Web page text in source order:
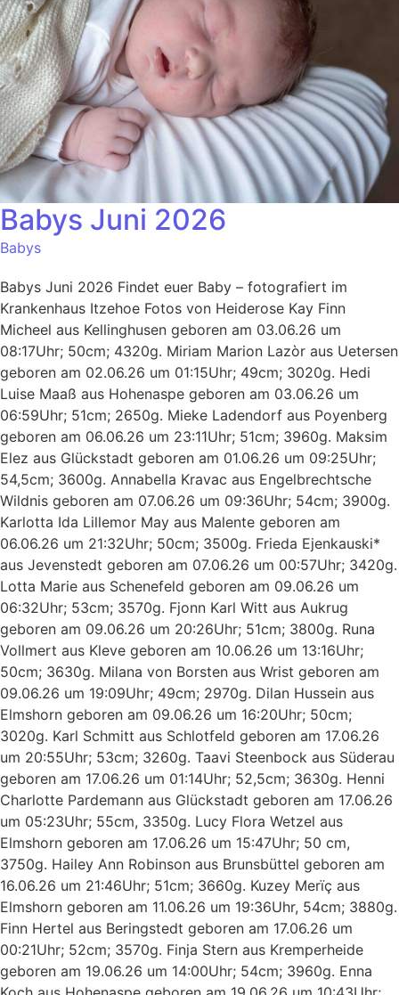
Babys Juni 2026
Babys
Babys Juni 2026 Findet euer Baby – fotografiert im
Krankenhaus Itzehoe Fotos von Heiderose Kay Finn
Micheel aus Kellinghusen geboren am 03.06.26 um
08:17Uhr; 50cm; 4320g. Miriam Marion Lazòr aus Uetersen
geboren am 02.06.26 um 01:15Uhr; 49cm; 3020g. Hedi
Luise Maaß aus Hohenaspe geboren am 03.06.26 um
06:59Uhr; 51cm; 2650g. Mieke Ladendorf aus Poyenberg
geboren am 06.06.26 um 23:11Uhr; 51cm; 3960g. Maksim
Elez aus Glückstadt geboren am 01.06.26 um 09:25Uhr;
54,5cm; 3600g. Annabella Kravac aus Engelbrechtsche
Wildnis geboren am 07.06.26 um 09:36Uhr; 54cm; 3900g.
Karlotta Ida Lillemor May aus Malente geboren am
06.06.26 um 21:32Uhr; 50cm; 3500g. Frieda Ejenkauski*
aus Jevenstedt geboren am 07.06.26 um 00:57Uhr; 3420g.
Lotta Marie aus Schenefeld geboren am 09.06.26 um
06:32Uhr; 53cm; 3570g. Fjonn Karl Witt aus Aukrug
geboren am 09.06.26 um 20:26Uhr; 51cm; 3800g. Runa
Vollmert aus Kleve geboren am 10.06.26 um 13:16Uhr;
50cm; 3630g. Milana von Borsten aus Wrist geboren am
09.06.26 um 19:09Uhr; 49cm; 2970g. Dilan Hussein aus
Elmshorn geboren am 09.06.26 um 16:20Uhr; 50cm;
3020g. Karl Schmitt aus Schlotfeld geboren am 17.06.26
um 20:55Uhr; 53cm; 3260g. Taavi Steenbock aus Süderau
geboren am 17.06.26 um 01:14Uhr; 52,5cm; 3630g. Henni
Charlotte Pardemann aus Glückstadt geboren am 17.06.26
um 05:23Uhr; 55cm, 3350g. Lucy Flora Wetzel aus
Elmshorn geboren am 17.06.26 um 15:47Uhr; 50 cm,
3750g. Hailey Ann Robinson aus Brunsbüttel geboren am
16.06.26 um 21:46Uhr; 51cm; 3660g. Kuzey Merïç aus
Elmshorn geboren am 11.06.26 um 19:36Uhr, 54cm; 3880g.
Finn Hertel aus Beringstedt geboren am 17.06.26 um
00:21Uhr; 52cm; 3570g. Finja Stern aus Kremperheide
geboren am 19.06.26 um 14:00Uhr; 54cm; 3960g. Enna